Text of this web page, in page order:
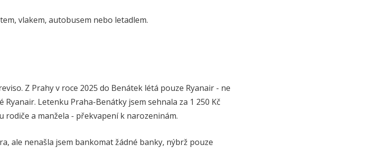
vlakem, autobusem nebo letadlem.
Z Prahy v roce 2025 do Benátek létá pouze Ryanair - ne
Letenku Praha-Benátky jsem sehnala za 1 250 Kč
rodiče a manžela - překvapení k narozeninám.
ale nenašla jsem bankomat žádné banky, nýbrž pouze